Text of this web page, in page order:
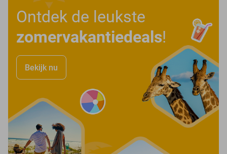
Ontdek de leukste
zomervakantiedeals!
Bekijk nu